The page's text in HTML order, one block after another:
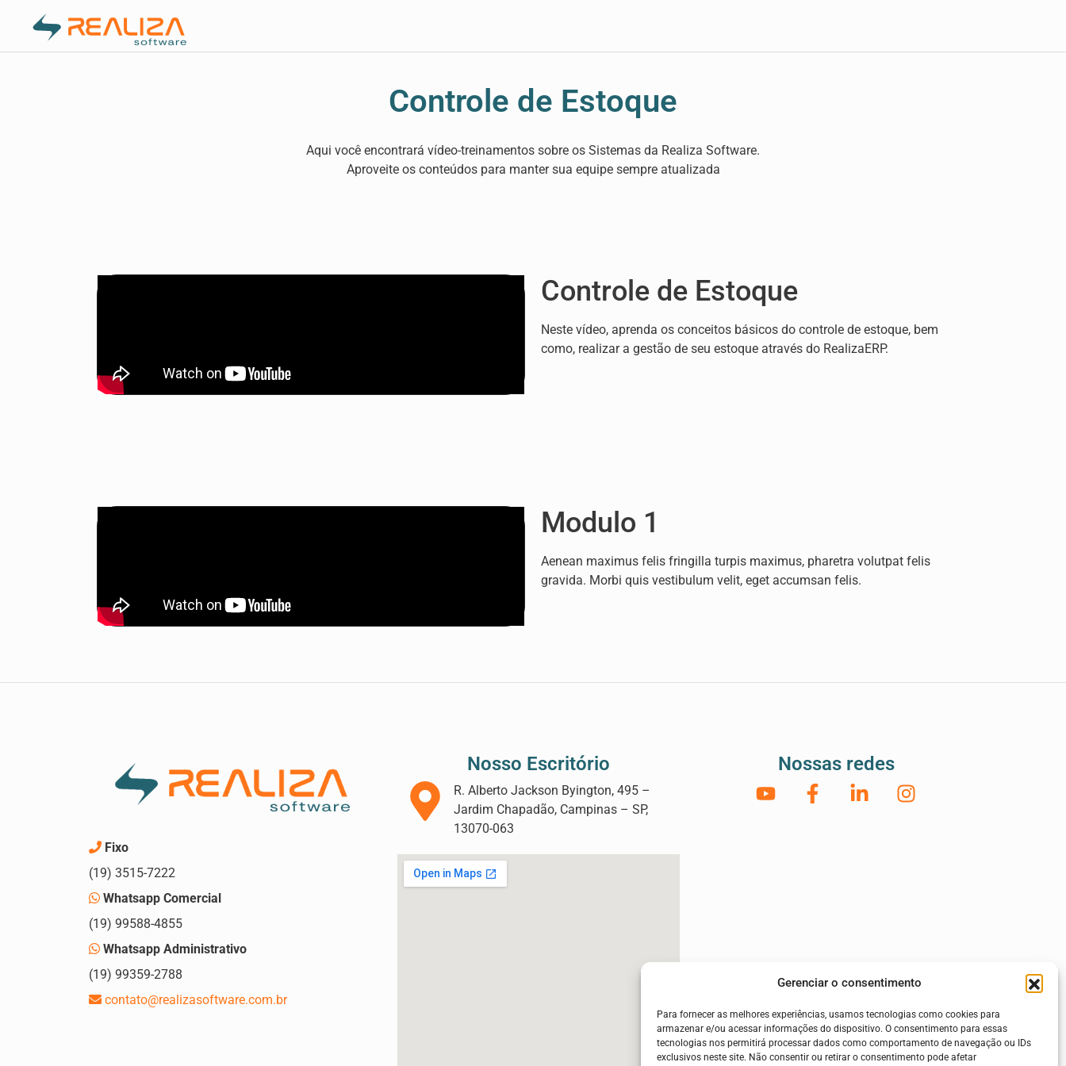
Gerenciar o consentimento
Para fornecer as melhores experiências, usamos tecnologias como cookies para
armazenar e/ou acessar informações do dispositivo. O consentimento para essas
tecnologias nos permitirá processar dados como comportamento de navegação ou IDs
exclusivos neste site. Não consentir ou retirar o consentimento pode afetar
Controle de Estoque
Controle de Estoque
Aqui você encontrará vídeo-treinamentos sobre os Sistemas da Realiza Software.
Aproveite os conteúdos para manter sua equipe sempre atualizada
Controle de Estoque
Neste vídeo, aprenda os conceitos básicos do controle de estoque, bem
como, realizar a gestão de seu estoque através do RealizaERP.
Modulo 1
Aenean maximus felis fringilla turpis maximus, pharetra volutpat felis
gravida. Morbi quis vestibulum velit, eget accumsan felis.
Fixo
(19) 3515-7222
Whatsapp Comercial
(19) 99588-4855
Whatsapp Administrativo
(19) 99359-2788
contato@realizasoftware.com.br
Nosso Escritório
R. Alberto Jackson Byington, 495 –
Jardim Chapadão, Campinas – SP,
13070-063
Nossas redes